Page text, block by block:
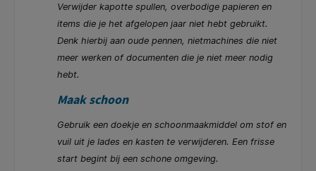
Verwijder kapotte spullen, overbodige papieren en
items die je het afgelopen jaar niet hebt gebruikt.
Denk hierbij aan oude pennen, nietmachines die niet
meer werken of documenten die je niet meer nodig
hebt.
Maak schoon
Gebruik een doekje en schoonmaakmiddel om stof en
vuil uit je lades en kasten te verwijderen. Een frisse
start begint bij een schone omgeving.